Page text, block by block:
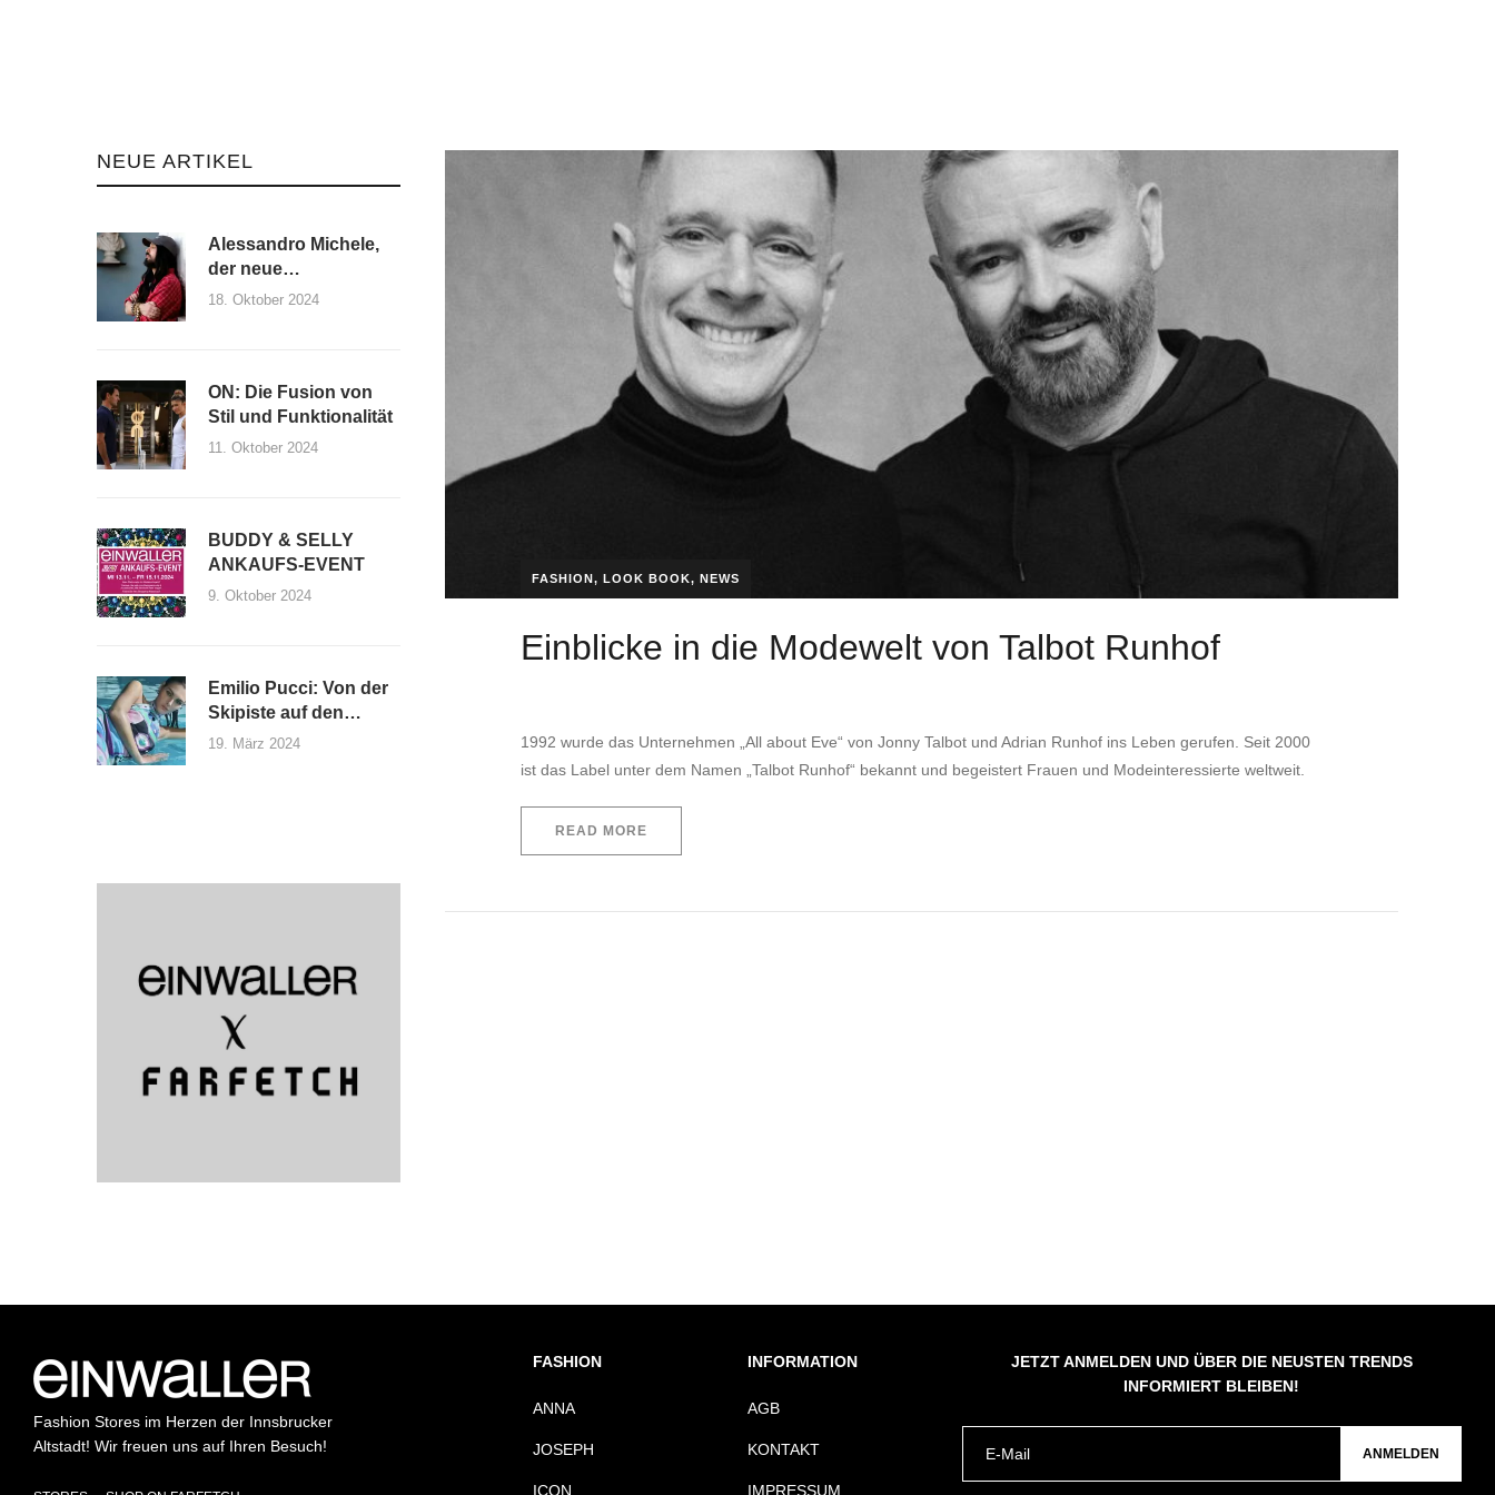
NEUE ARTIKEL
Alessandro Michele,
der neue
Kreativdirektor von
18. Oktober 2024
ON: Die Fusion von
Stil und Funktionalität
11. Oktober 2024
BUDDY & SELLY
ANKAUFS-EVENT
9. Oktober 2024
Emilio Pucci: Von der
Skipiste auf den
Laufsteg
19. März 2024
FASHION,LOOK BOOK,NEWS
Einblicke in die Modewelt von Talbot Runhof
1992 wurde das Unternehmen „All about Eve“ von Jonny Talbot und Adrian Runhof ins Leben gerufen. Seit 2000
ist das Label unter dem Namen „Talbot Runhof“ bekannt und begeistert Frauen und Modeinteressierte weltweit.
READ MORE
Fashion Stores im Herzen der Innsbrucker
Altstadt! Wir freuen uns auf Ihren Besuch!
FASHION
ANNA
JOSEPH
ICON
INFORMATION
AGB
KONTAKT
IMPRESSUM
JETZT ANMELDEN UND ÜBER DIE NEUSTEN TRENDS
INFORMIERT BLEIBEN!
ANMELDEN